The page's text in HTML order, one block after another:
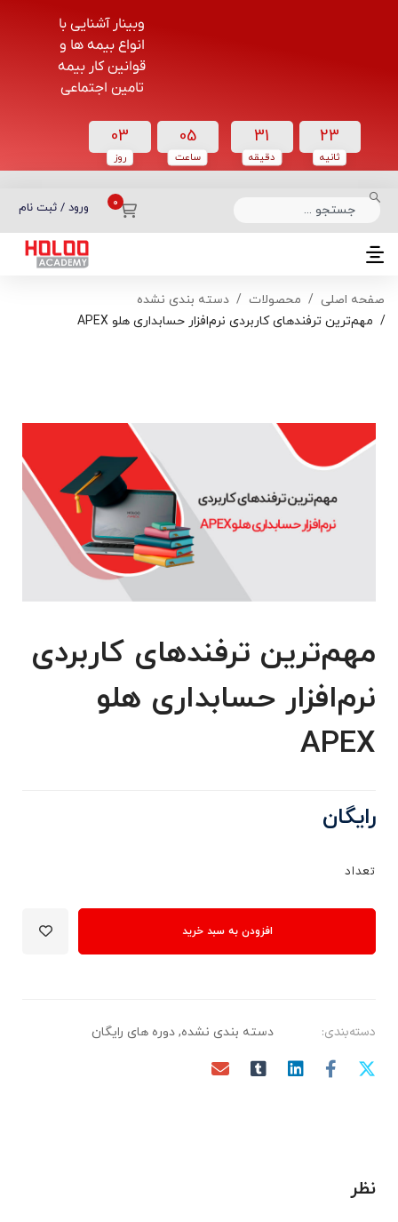
وبینار آشنایی با
انواع بیمه ها و
قوانین کار بیمه
تامین اجتماعی
03
روز
05
ساعت‌
31
دقیقه
23
ثانیه
ورود / ثبت نام
دسته بندی دوره‌ها
صفحه اصلی محصولات
دسته بندی نشده
مهم‌ترین ترفندهای کاربردی نرم‌افزار حسابداری هلو APEX
مهم‌ترین ترفندهای کاربردی
نرم‌افزار حسابداری هلو
APEX
رایگان
تعداد
افزودن به سبد خرید
دسته‌بندی: دسته بندی نشده, دوره های رایگان
نظر